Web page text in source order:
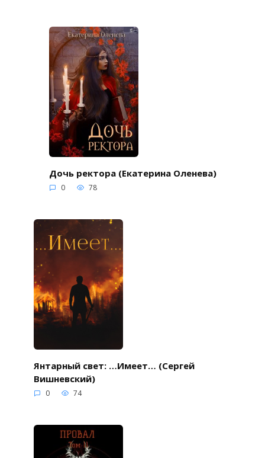
Дочь ректора (Екатерина Оленева)
0 78
Янтарный свет: …Имеет… (Сергей
Вишневский)
0 74